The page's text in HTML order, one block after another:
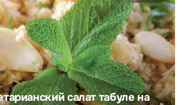
салат табуле на